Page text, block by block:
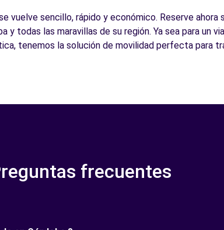
vuelve sencillo, rápido y económico. Reserve
y todas las maravillas de su región. Ya sea para un
tenemos la solución de movilidad perfecta para
frecuentes